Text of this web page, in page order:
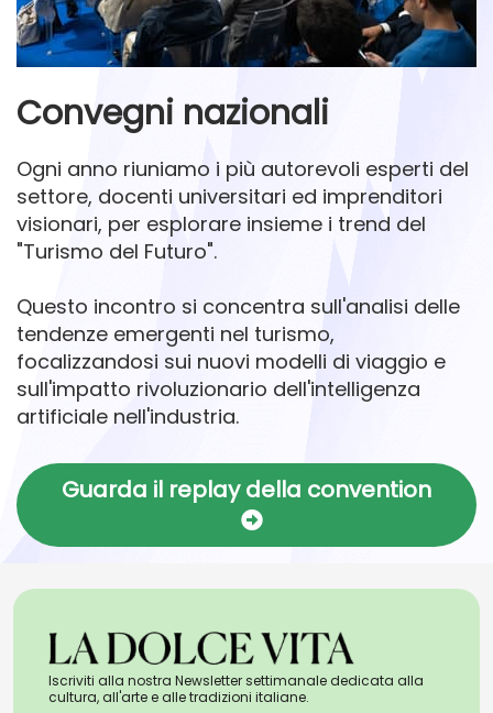
Iscriviti alla nostra Newsletter settimanale dedicata alla
cultura, all'arte e alle tradizioni italiane.